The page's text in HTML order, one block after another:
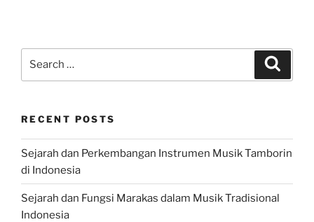
RECENT POSTS
Sejarah dan Perkembangan Instrumen Musik Tamborin
di Indonesia
Sejarah dan Fungsi Marakas dalam Musik Tradisional
Indonesia